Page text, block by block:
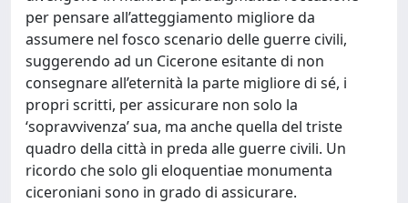
per pensare all’atteggiamento migliore da
assumere nel fosco scenario delle guerre civili,
suggerendo ad un Cicerone esitante di non
consegnare all’eternità la parte migliore di sé, i
propri scritti, per assicurare non solo la
‘sopravvivenza’ sua, ma anche quella del triste
quadro della città in preda alle guerre civili. Un
ricordo che solo gli eloquentiae monumenta
ciceroniani sono in grado di assicurare.